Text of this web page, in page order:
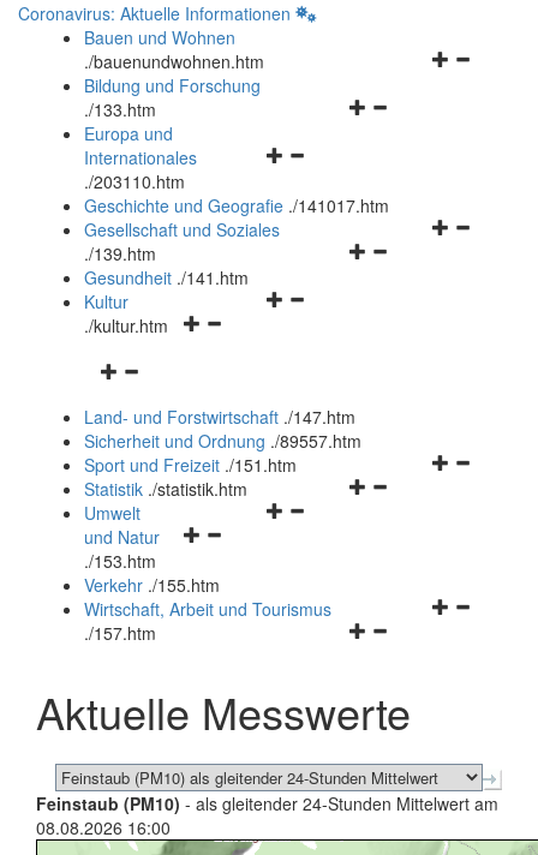
Coronavirus: Aktuelle Informationen
Bauen und Wohnen
./bauenundwohnen.htm
Navigationsmenü
Bildung und Forschung
./133.htm
Navigationsmenü
und
schließen
Europa und
Internationales
./203110.htm
Geschichte und Geografie ./141017.htm
Navigationsmenü
Gesellschaft und Soziales
./139.htm
Navigationsmenü
Gesundheit ./141.htm
Navigationsmenü
Kultur
./kultur.htm
Navigationsmenü
und
schließen
Land- und Forstwirtschaft ./147.htm
Sicherheit und Ordnung ./89557.htm
Navigationsmenü
Sport und Freizeit ./151.htm
Navigationsmenü
Statistik ./statistik.htm
Navigationsmenü
und
schließen
Umwelt
und Natur
./153.htm
Verkehr ./155.htm
Navigationsmenü
schließen
Wirtschaft, Arbeit und Tourismus
./157.htm
Aktuelle Messwerte
Feinstaub (PM10) - als gleitender 24-Stunden Mittelwert am
08.08.2026 16:00